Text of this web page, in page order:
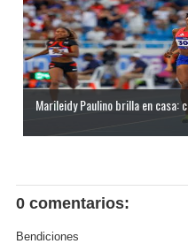
Marileidy Paulino brilla en casa: c...
0 comentarios:
Bendiciones